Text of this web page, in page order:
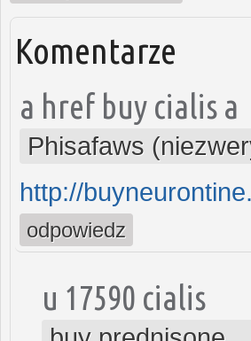
Komentarze
a href buy cialis a
Phisafaws
http://
odpowiedz
u 17590 cialis